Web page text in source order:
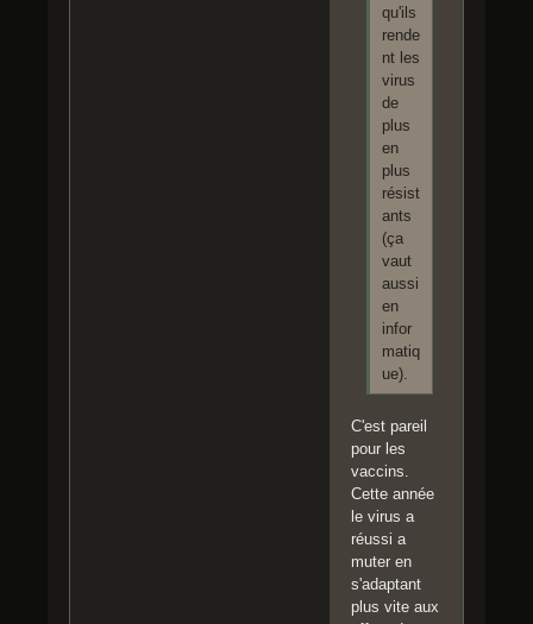
qu'ils
rende
nt les
virus
de
plus
en
plus
résist
ants
(ça
vaut
aussi
en
infor
matiq
ue).
C'est pareil
pour les
vaccins.
Cette année
le virus a
réussi a
muter en
s'adaptant
plus vite aux